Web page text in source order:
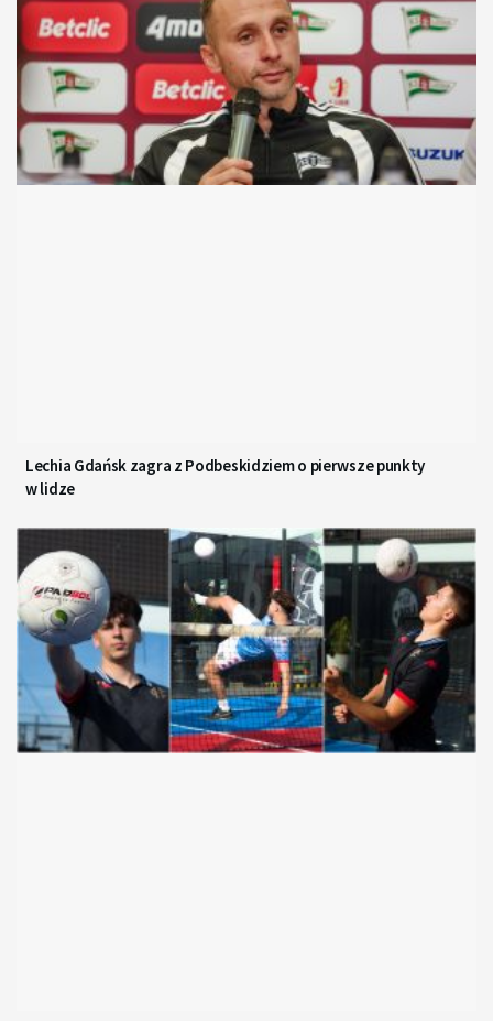
Lechia Gdańsk zagra z Podbeskidziem o pierwsze punkty
w lidze